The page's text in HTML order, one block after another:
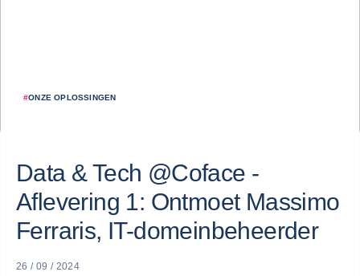
#ONZE OPLOSSINGEN
Data & Tech @Coface -
Aflevering 1: Ontmoet Massimo
Ferraris, IT-domeinbeheerder
26 / 09 / 2024